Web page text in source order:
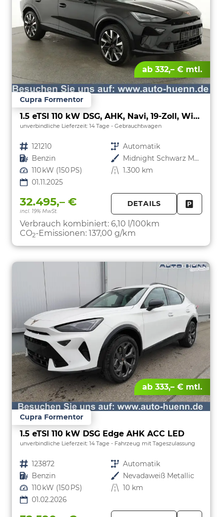
ab 332,– € mtl.
Cupra Formentor
1.5 eTSI 110 kW DSG, AHK, Navi, 19-Zoll, Winterpaket
unverbindliche Lieferzeit: 14 Tage Gebrauchtwagen
Fahrzeugnr. 121210 Getriebe Automatik
Kraftstoff Benzin Außenfarbe
Midnight Schwarz Metallic
Leistung 110 kW (150 PS) Kilometerstand 1.300 km
01.11.2025
32.495,– €
incl. 19% MwSt.
DETAILS
Verbrauch kombiniert: 6,10 l/100km
CO2-Emissionen: 137,00 g/km
ab 333,– € mtl.
Cupra Formentor
1.5 eTSI 110 kW DSG Edge AHK ACC LED
unverbindliche Lieferzeit: 14 Tage Fahrzeug mit Tageszulassung
Fahrzeugnr. 123872 Getriebe Automatik
Kraftstoff Benzin Außenfarbe Nevadaweiß Metallic
Leistung 110 kW (150 PS) Kilometerstand 10 km
01.02.2026